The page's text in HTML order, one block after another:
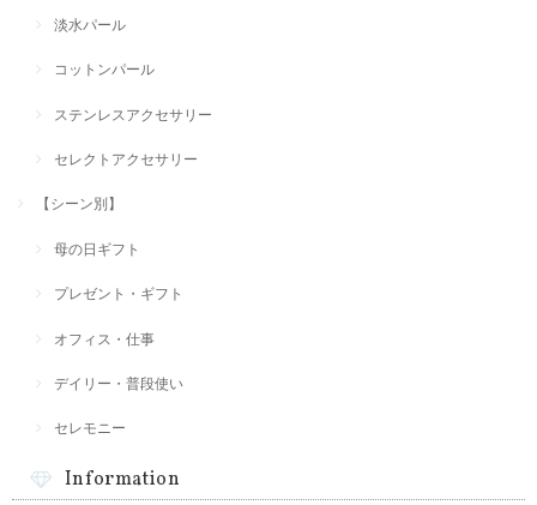
淡水パール
コットンパール
ステンレスアクセサリー
セレクトアクセサリー
【シーン別】
母の日ギフト
プレゼント・ギフト
オフィス・仕事
デイリー・普段使い
セレモニー
Information